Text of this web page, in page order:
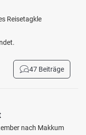
Reisetagkle
47 Beiträge
nach Makkum